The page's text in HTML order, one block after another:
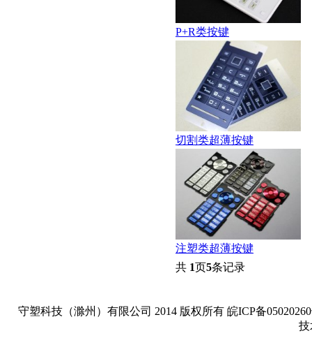
P+R类按键
切割类超薄按键
注塑类超薄按键
共 1页5条记录
守塑科技（滁州）有限公司 2014 版权所有 皖ICP备05020260
技